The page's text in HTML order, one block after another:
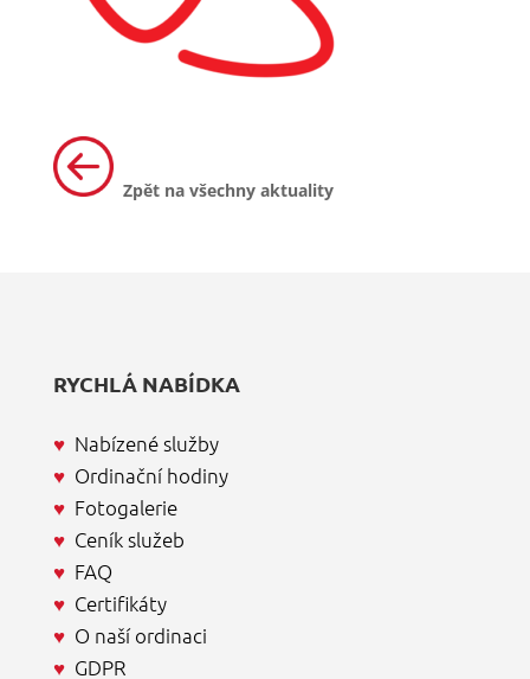
Zpět na všechny aktuality
RYCHLÁ NABÍDKA
♥ Nabízené služby
♥ Ordinační hodiny
♥ Fotogalerie
♥ Ceník služeb
♥ FAQ
♥ Certifikáty
♥ O naší ordinaci
♥ GDPR